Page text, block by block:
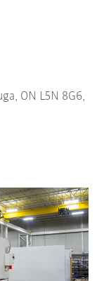
ON L5N 8G6,